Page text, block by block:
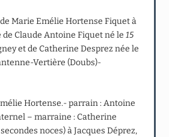
Marie Emélie Hortense Fiquet à
de Claude Antoine Fiquet né le15
et de Catherine Desprez née le
Vertière (Doubs)-
Hortense.- parrain : Antoine
– marraine : Catherine
noces) à Jacques Déprez,